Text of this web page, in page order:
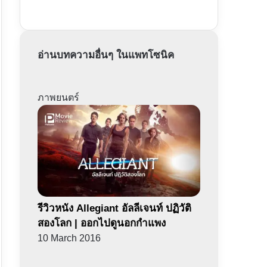
อ่านบทความอื่นๆ ในแพทโซนิค
ภาพยนตร์
รีวิวหนัง Allegiant อัลลีเจนท์ ปฏิวัติ
สองโลก | ออกไปดูนอกกำแพง
10 March 2016